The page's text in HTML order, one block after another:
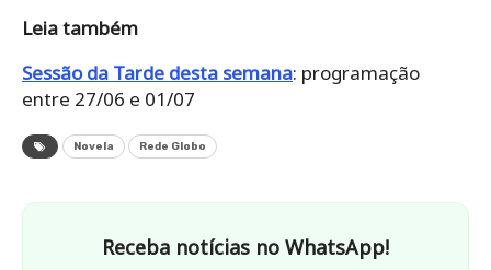
Leia também
Sessão da Tarde desta semana: programação
entre 27/06 e 01/07
Novela Rede Globo
Receba notícias no WhatsApp!